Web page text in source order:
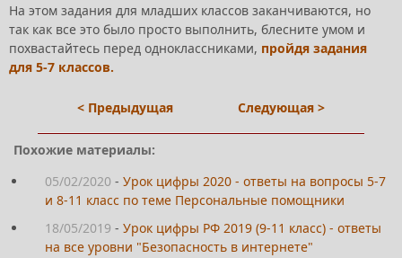
На этом задания для младших классов заканчиваются, но
так как все это было просто выполнить, блесните умом и
похвастайтесь перед одноклассниками, пройдя задания
для 5-7 классов.
< Предыдущая Следующая >
Похожие материалы:
05/02/2020 - Урок цифры 2020 - ответы на вопросы 5-7
и 8-11 класс по теме Персональные помощники
18/05/2019 - Урок цифры РФ 2019 (9-11 класс) - ответы
на все уровни "Безопасность в интернете"